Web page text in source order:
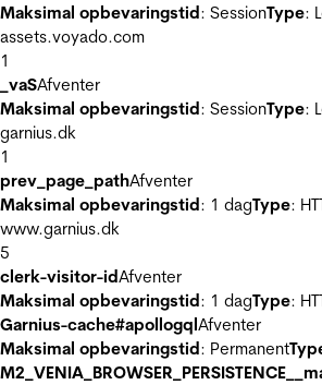
Maksimal opbevaringstid: SessionType:
assets.voyado.com
1
_vaSAfventer
Maksimal opbevaringstid: SessionType:
garnius.dk
1
prev_page_pathAfventer
Maksimal opbevaringstid: 1 dagType:
www.garnius.dk
5
clerk-visitor-idAfventer
Maksimal opbevaringstid: 1 dagType:
Garnius-cache#apollogqlAfventer
Maksimal opbevaringstid: Permanent